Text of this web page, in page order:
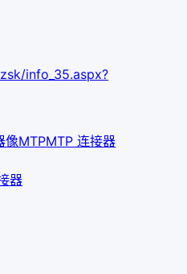
info_35.aspx?
像MTPMTP 连接器
器